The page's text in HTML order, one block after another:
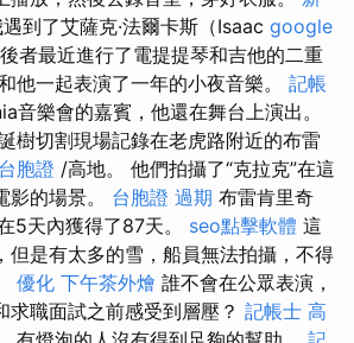
到了艾薩克·法爾卡斯（Isaac google
者最近進行了電提提琴和吉他的二重
他一起表演了一年的小夜音樂。 記帳
音樂會的嘉賓，他還在舞台上演出。
樹切割現場記錄在老虎路附近的布雷
台胞證 /高地。 他們拍攝了“克拉克”在這
影的場景。 台胞證 過期 布雷肯里奇
5天內獲得了87天。 seo點擊軟體 這
但是有太多的雪，船員無法拍攝，不得
優化 下午茶外燴 誰不會在公眾表演，
求職面試之前感受到層壓？ 記帳士 高